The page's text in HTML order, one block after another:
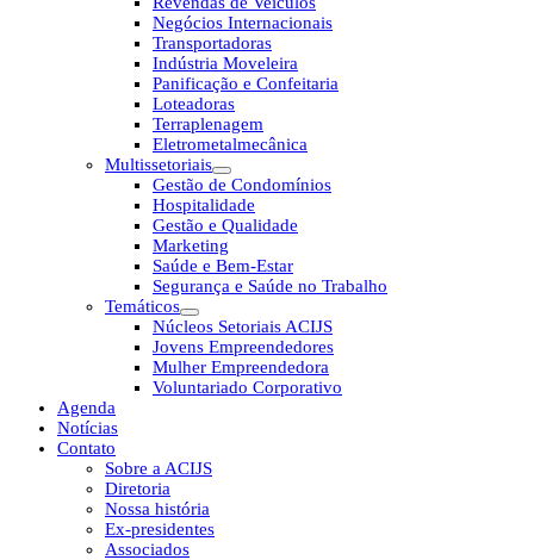
Negócios Internacionais
Transportadoras
Indústria Moveleira
Panificação e Confeitaria
Loteadoras
Terraplenagem
Eletrometalmecânica
Multissetoriais
Gestão de Condomínios
Hospitalidade
Gestão e Qualidade
Marketing
Saúde e Bem-Estar
Segurança e Saúde no Trabalho
Temáticos
Núcleos Setoriais ACIJS
Jovens Empreendedores
Mulher Empreendedora
Voluntariado Corporativo
Agenda
Notícias
Contato
Sobre a ACIJS
Diretoria
Nossa história
Ex-presidentes
Associados